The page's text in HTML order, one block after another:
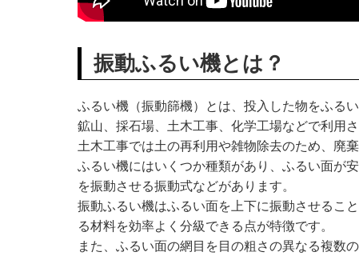
振動ふるい機とは？
ふるい機（振動篩機）とは、投入した物をふる
鉱山、採石場、土木工事、化学工場などで利用
土木工事では土の再利用や雑物除去のため、廃
ふるい機にはいくつか種類があり、ふるい面が
を振動させる振動式などがあります。
振動ふるい機はふるい面を上下に振動させるこ
る材料を効率よく分級できる点が特徴です。
また、ふるい面の網目を目の粗さの異なる複数